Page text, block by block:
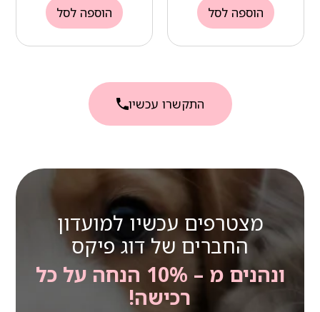
הוספה לסל הוספה לסל
התקשרו עכשיו
מצטרפים עכשיו למועדון
החברים של דוג פיקס
ונהנים מ – 10% הנחה על כל
רכישה!